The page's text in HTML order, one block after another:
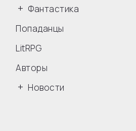
Фантастика
Попаданцы
LitRPG
Авторы
Новости